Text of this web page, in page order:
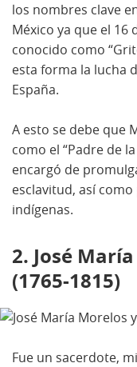
los nombres clave
México ya que el 16
conocido como
esta forma la lucha
España.
A esto se debe que
como el “Padre de
encargó de
esclavitud, así
indígenas.
2. José
(1765-1815)
Fue un sacerdote,